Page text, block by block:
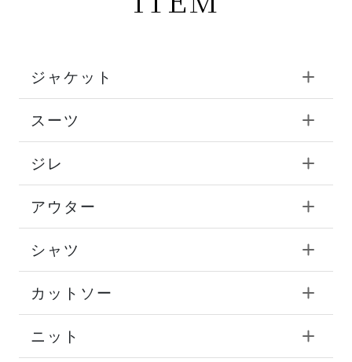
ジャケット
スーツ
ジレ
アウター
シャツ
カットソー
ニット